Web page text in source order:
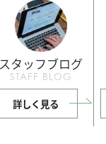
スタッフブログ
STAFF BLOG
詳しく見る